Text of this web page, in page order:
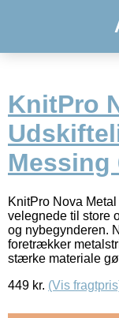
KnitPro
Messing
KnitPro Nova
velegnede til store
og nybegynderen.
foretrækker
stærke materiale
449 kr. (Vis